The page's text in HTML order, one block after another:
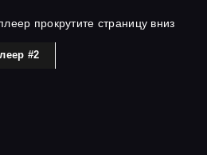
прокрутите страницу вниз
#2